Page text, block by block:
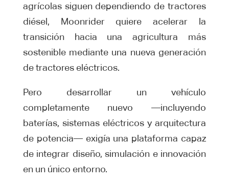
agrícolas siguen dependiendo de tractores
diésel, Moonrider quiere acelerar la
transición hacia una agricultura más
sostenible mediante una nueva generación
de tractores eléctricos.
Pero desarrollar un vehículo
completamente nuevo —incluyendo
baterías, sistemas eléctricos y arquitectura
de potencia— exigía una plataforma capaz
de integrar diseño, simulación e innovación
en un único entorno.